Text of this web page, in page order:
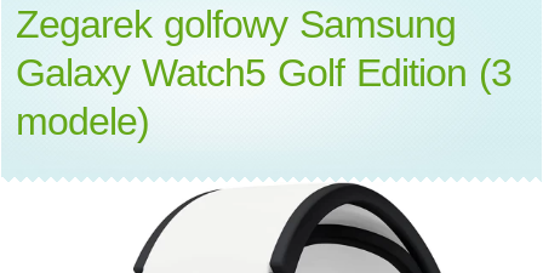
Zegarek golfowy Samsung
Galaxy Watch5 Golf Edition (3
modele)